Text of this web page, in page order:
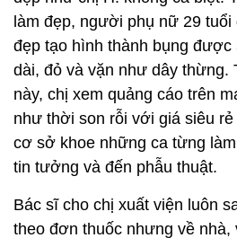
làm đẹp, người phụ nữ 29
đẹp tạo hình thành bụng
dài, đỏ và vặn như dây
này, chị xem quảng cáo trên
như thời son rỗi với giá siêu
cơ sở khoe những ca từng
tin tưởng và đến phẫu thuật.
Bác sĩ cho chị xuất viện luôn
theo đơn thuốc nhưng về